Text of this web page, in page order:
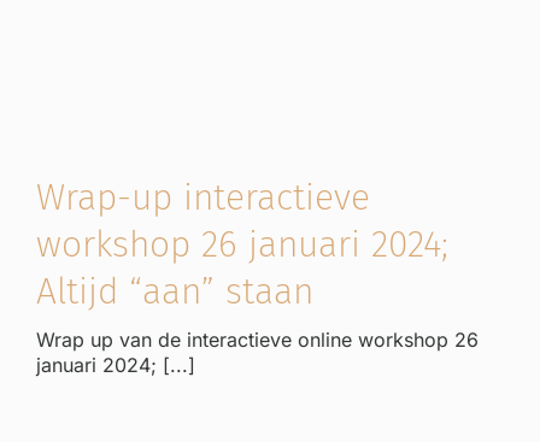
Wrap-up interactieve
workshop 26 januari 2024;
Altijd “aan” staan
Wrap up van de interactieve online workshop 26
januari 2024; [...]